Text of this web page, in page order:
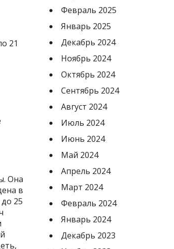
21
Она
в
25
Февраль 2025
Январь 2025
Декабрь 2024
Ноябрь 2024
Октябрь 2024
Сентябрь 2024
Август 2024
Июль 2024
Июнь 2024
Май 2024
Апрель 2024
Март 2024
Февраль 2024
Январь 2024
Декабрь 2023